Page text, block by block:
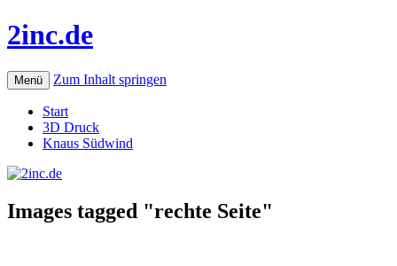
2inc.de
Menü Zum Inhalt springen
Start
3D Druck
Knaus Südwind
Images tagged "rechte Seite"